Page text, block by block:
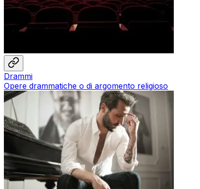
Drammi
Opere drammatiche o di argomento religioso